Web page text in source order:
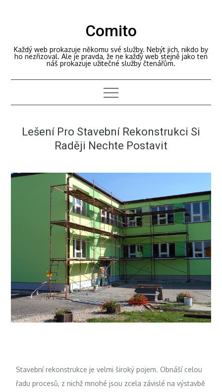
Comito
Každý web prokazuje někomu své služby. Nebýt jich, nikdo by
ho nezřizoval. Ale je pravda, že ne každý web stejně jako ten
náš prokazuje užitečné služby čtenářům.
Lešení Pro Stavební Rekonstrukci Si
Raději Nechte Postavit
Stavební rekonstrukce je velmi široký pojem. Obnáší celou
řadu procesů, z nichž mnohé jsou zcela závislé na výstavbě